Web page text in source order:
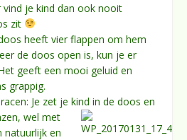
vind je kind dan ook nooit
zit
heeft vier flappen om hem
de doos open is, kun je er
geeft een mooi geluid en
grappig.
Je zet je kind in de doos en
wel met
natuurlijk en